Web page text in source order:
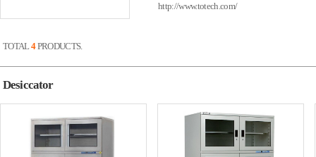
http://www.totech.com/
TOTAL 4PRODUCTS.
Desiccator